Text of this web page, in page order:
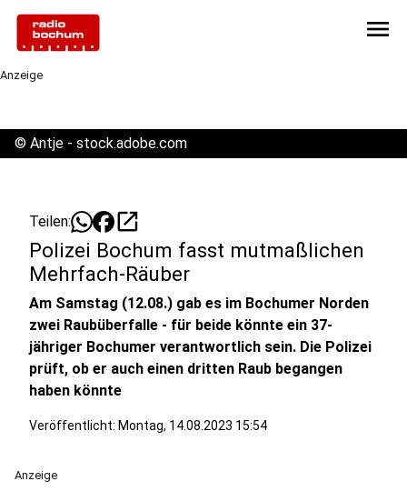
menu
Anzeige
© Antje - stock.adobe.com
Teilen: open_in_new
Polizei Bochum fasst mutmaßlichen
Mehrfach-Räuber
Am Samstag (12.08.) gab es im Bochumer Norden
zwei Raubüberfalle - für beide könnte ein 37-
jähriger Bochumer verantwortlich sein. Die Polizei
prüft, ob er auch einen dritten Raub begangen
haben könnte
Veröffentlicht: Montag, 14.08.2023 15:54
Anzeige